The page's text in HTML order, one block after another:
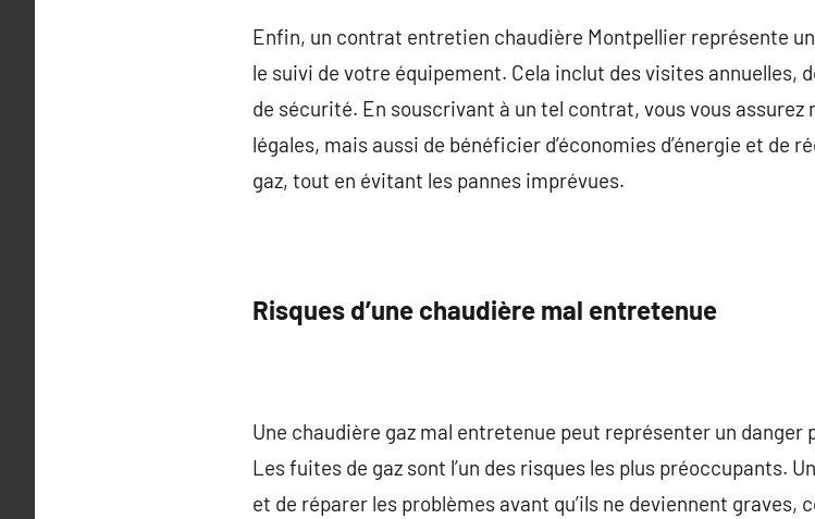
Enfin, un contrat entretien chaudière Montpellier représente
le suivi de votre équipement. Cela inclut des visites
de sécurité. En souscrivant à un tel contrat, vous vous
légales, mais aussi de bénéficier d’économies d’énergie et de
gaz, tout en évitant les pannes imprévues.
Risques d’une chaudière mal entretenue
Une chaudière gaz mal entretenue peut représenter un
Les fuites de gaz sont l’un des risques les plus préoccupants.
et de réparer les problèmes avant qu’ils ne deviennent